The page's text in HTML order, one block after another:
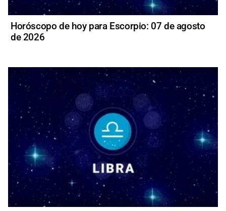
Horóscopo de hoy para Escorpio: 07 de agosto
de 2026